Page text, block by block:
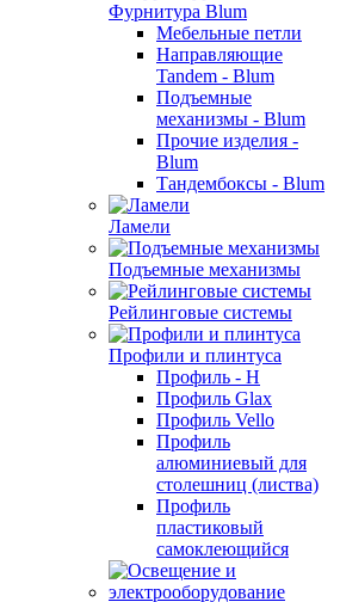
Фурнитура Blum
Мебельные петли
Направляющие
Tandem - Blum
Подъемные
механизмы - Blum
Прочие изделия -
Blum
Тандембоксы - Blum
Ламели
Подъемные механизмы
Рейлинговые системы
Профили и плинтуса
Профиль - H
Профиль Glax
Профиль Vello
Профиль
алюминиевый для
столешниц (листва)
Профиль
пластиковый
самоклеющийся